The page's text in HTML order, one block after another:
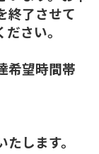
終了させて
さい。
希望時間帯
します。